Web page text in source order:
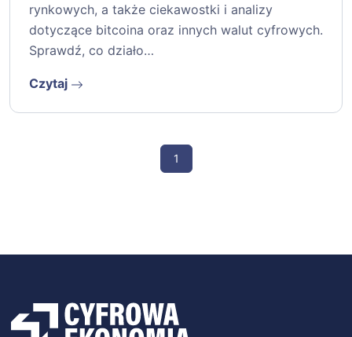
rynkowych, a także ciekawostki i analizy
dotyczące bitcoina oraz innych walut cyfrowych.
Sprawdź, co działo…
Czytaj
1